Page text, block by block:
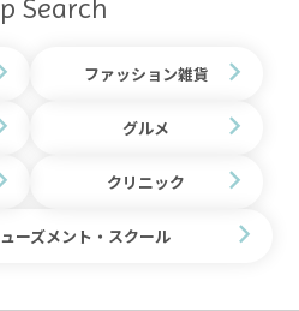
Search
ファッション雑貨
グルメ
クリニック
ーズメント・スクール